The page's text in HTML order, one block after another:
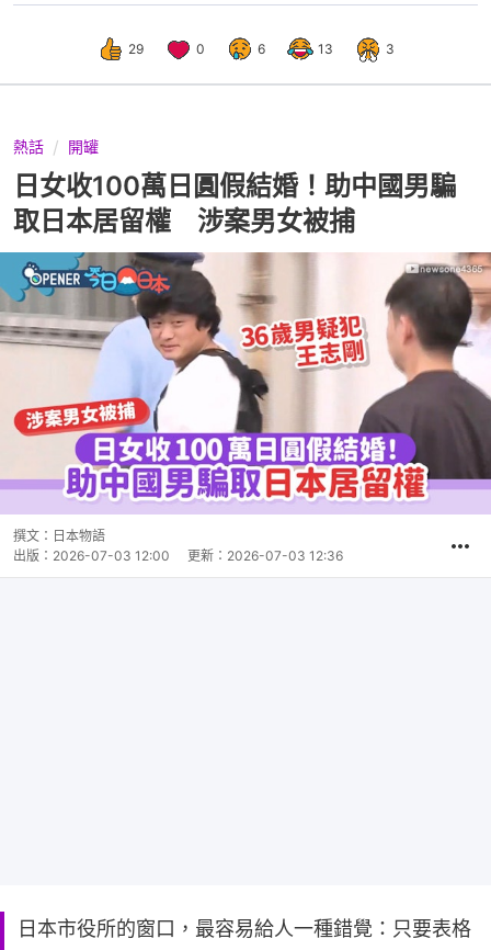
29 0 6 13 3
熱話 開罐
日女收100萬日圓假結婚！助中國男騙
取日本居留權 涉案男女被捕
撰文： 日本物語
出版： 2026-07-03 12:00 更新： 2026-07-03 12:36
日本市役所的窗口，最容易給人一種錯覺：只要表格